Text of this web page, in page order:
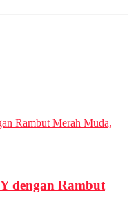
dengan Rambut